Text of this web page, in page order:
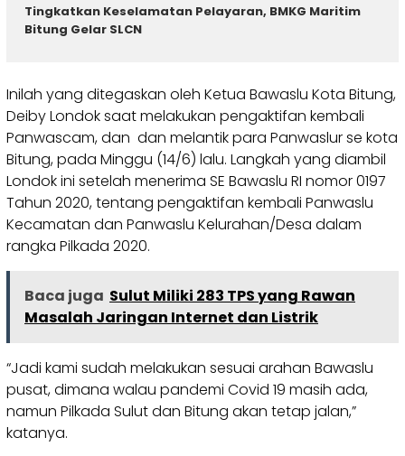
Tingkatkan Keselamatan Pelayaran, BMKG Maritim
Bitung Gelar SLCN
Inilah yang ditegaskan oleh Ketua Bawaslu Kota Bitung,
Deiby Londok saat melakukan pengaktifan kembali
Panwascam, dan dan melantik para Panwaslur se kota
Bitung, pada Minggu (14/6) lalu. Langkah yang diambil
Londok ini setelah menerima SE Bawaslu RI nomor 0197
Tahun 2020, tentang pengaktifan kembali Panwaslu
Kecamatan dan Panwaslu Kelurahan/Desa dalam
rangka Pilkada 2020.
Baca juga Sulut Miliki 283 TPS yang Rawan
Masalah Jaringan Internet dan Listrik
“Jadi kami sudah melakukan sesuai arahan Bawaslu
pusat, dimana walau pandemi Covid 19 masih ada,
namun Pilkada Sulut dan Bitung akan tetap jalan,”
katanya.